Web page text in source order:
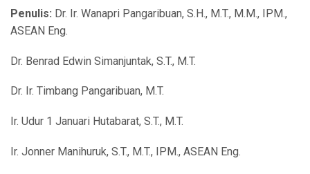
Penulis: Dr. Ir. Wanapri Pangaribuan, S.H., M.T., M.M., IPM.,
ASEAN Eng.
Dr. Benrad Edwin Simanjuntak, S.T., M.T.
Dr. Ir. Timbang Pangaribuan, M.T.
Ir. Udur 1 Januari Hutabarat, S.T., M.T.
Ir. Jonner Manihuruk, S.T., M.T., IPM., ASEAN Eng.